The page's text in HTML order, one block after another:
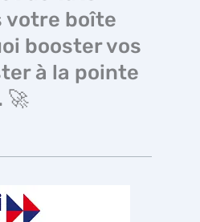
votre boîte
booster vos
à la pointe
🚀